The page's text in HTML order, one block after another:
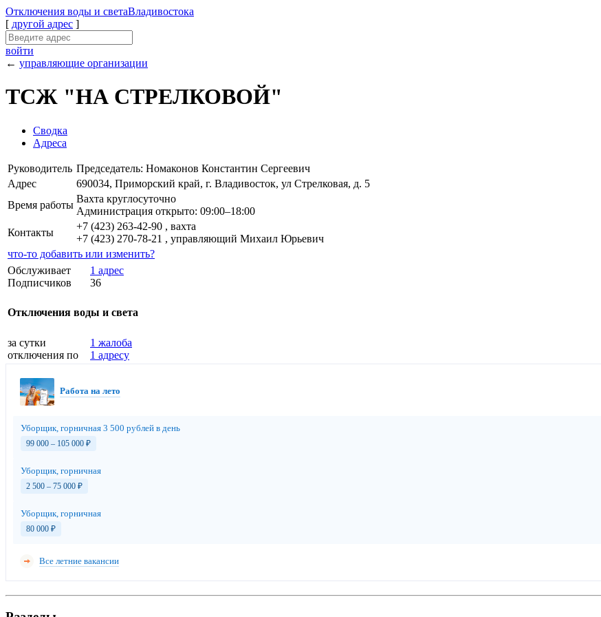
Отключения воды и светаВладивостока
[ другой адрес ]
войти
← управляющие организации
ТСЖ "НА СТРЕЛКОВОЙ"
Сводка
Адреса
Руководитель Председатель: Номаконов Константин Сергеевич
Адрес
690034, Приморский край, г. Владивосток, ул Стрелковая, д. 5
Время работы
Вахта круглосуточно
Администрация открыто: 09:00–18:00
Контакты
+7 (423) 263-42-90 , вахта
+7 (423) 270-78-21 , управляющий Михаил Юрьевич
что-то добавить или изменить?
Обслуживает
Подписчиков
1 адрес
36
Отключения воды и света
за сутки
отключения по
1 жалоба
1 адресу
Работа на лето
Уборщик, горничная 3 500 рублей в день
99 000 – 105 000 ₽
Уборщик, горничная
2 500 – 75 000 ₽
Уборщик, горничная
80 000 ₽
Все летние вакансии